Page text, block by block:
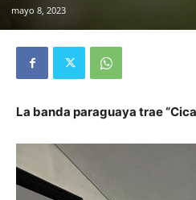
mayo 8, 2023
La banda paraguaya trae